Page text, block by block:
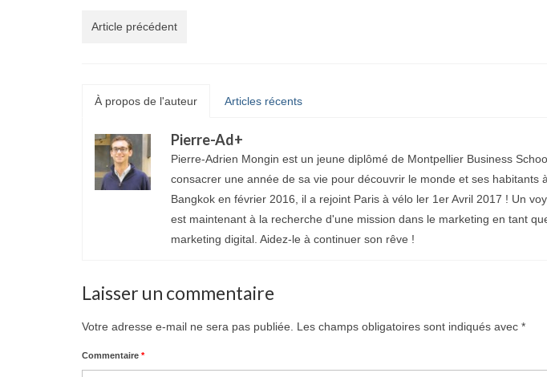
Article précédent
À propos de l'auteur Articles récents
Pierre-Ad+
Pierre-Adrien Mongin est un jeune diplômé de Montpellier Business
consacrer une année de sa vie pour découvrir le monde et ses habitants
Bangkok en février 2016, il a rejoint Paris à vélo ler 1er Avril 2017 ! Un
est maintenant à la recherche d'une mission dans le marketing en tant
marketing digital. Aidez-le à continuer son rêve !
Laisser un commentaire
Votre adresse e-mail ne sera pas publiée. Les champs obligatoires sont indiqués avec *
Commentaire *